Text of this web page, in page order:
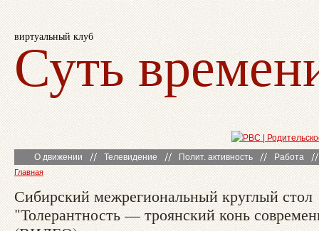
виртуальный клуб
Суть
О движении Телевидение Полит. активность Работа
Главная
Сибирский межрегиональный круглый стол
"Толерантность — троянский конь